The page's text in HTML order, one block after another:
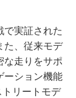
で実証された
た、従来モデ
な走りをサポ
ーション機能
リートモデ